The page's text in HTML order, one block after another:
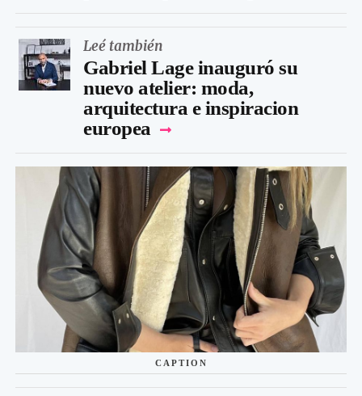
Leé también
Gabriel Lage inauguró su
nuevo atelier: moda,
arquitectura e inspiracion
europea
CAPTION